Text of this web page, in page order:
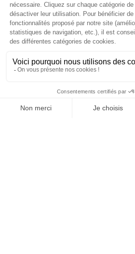
SUIVEZ-